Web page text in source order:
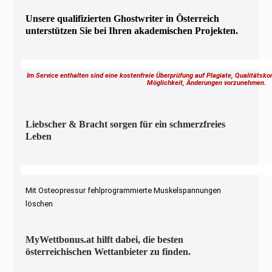
Unsere qualifizierten Ghostwriter in Österreich
unterstützen Sie bei Ihren akademischen Projekten.
Im Service enthalten sind eine kostenfreie Überprüfung auf Plagiate,
Möglichkeit, Änderungen vorzunehmen.
Liebscher & Bracht sorgen für ein schmerzfreies
Leben
Mit Osteopressur fehlprogrammierte Muskelspannungen
löschen
MyWettbonus.at hilft dabei, die besten
österreichischen Wettanbieter zu finden.